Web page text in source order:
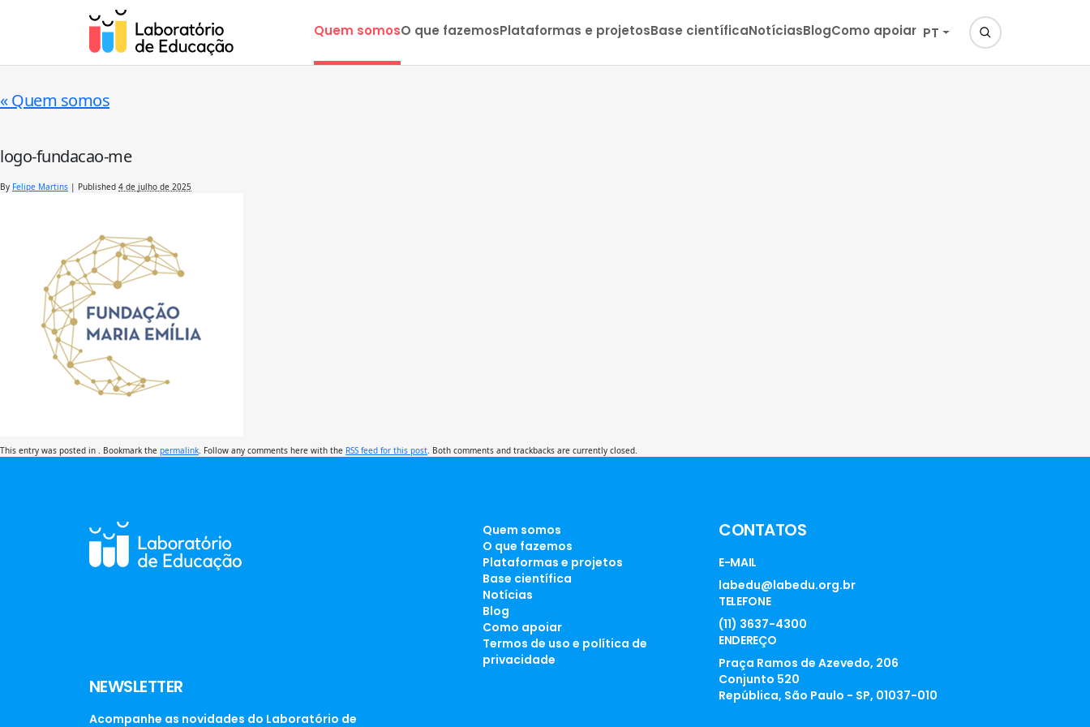
Quem somosO que fazemosPlataformas e projetosBase científicaNotíciasBlogComo apoiar PT
«Quem somos
logo-fundacao-me
By Felipe Martins | Published 4 de julho de 2025
This entry was posted in . Bookmark the permalink . Follow any comments here with the RSS feed for this post . Both comments and trackbacks are currently closed.
NEWSLETTER
Acompanhe as novidades do Laboratório de
Quem somos
O que fazemos
Plataformas e projetos
Base científica
Notícias
Blog
Como apoiar
Termos de uso e política de
privacidade
CONTATOS
E-MAIL
labedu@labedu.org.br
TELEFONE
(11) 3637-4300
ENDEREÇO
Praça Ramos de Azevedo, 206
Conjunto 520
República, São Paulo - SP, 01037-010